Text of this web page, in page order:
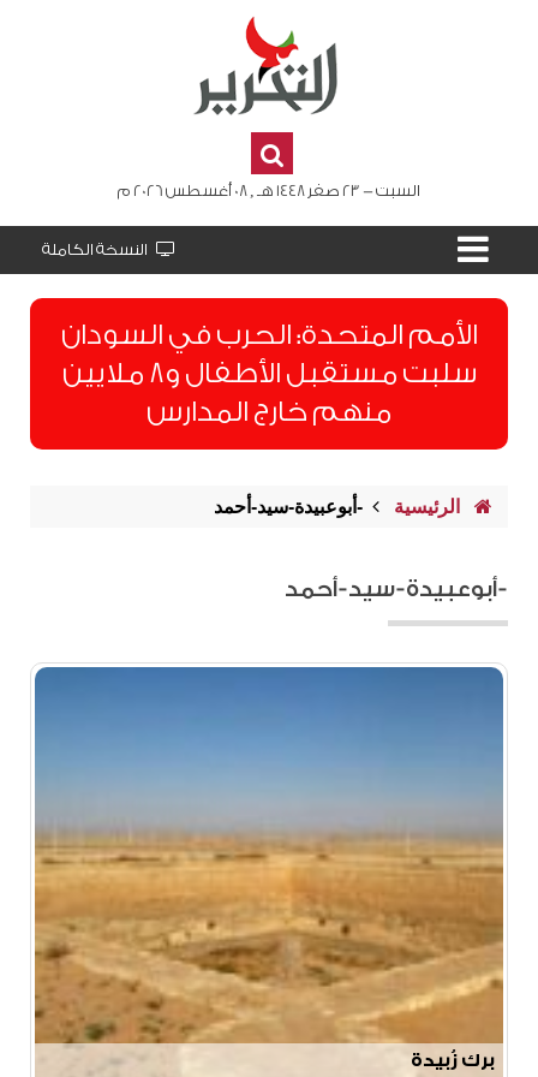
السبت - 23 صفر 1448 هـ , 08 أغسطس 2026 م
النسخة الكاملة
الأمم المتحدة: الحرب في السودان
سلبت مستقبل الأطفال و8 ملايين
منهم خارج المدارس
الرئيسية -أبوعبيدة-سيد-أحمد
-أبوعبيدة-سيد-أحمد
برك زُبيدة